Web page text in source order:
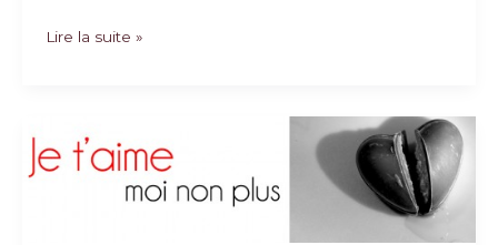
Eclipse-
sexualité
expliquée
Lire la suite »